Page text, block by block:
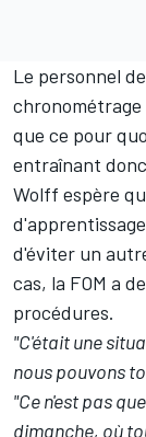
Le personnel
que ce pour
entraînant
Wolff espère
d'éviter un
cas, la FOM a
procédures.
"C'était une
nous pouvons
"Ce n'est pas
dimanche, où